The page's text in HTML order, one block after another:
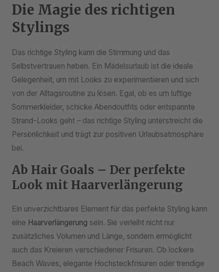
Die Magie des richtigen
Stylings
Das richtige Styling kann die Stimmung und das
Selbstvertrauen heben. Ein Mädelsurlaub ist die ideale
Gelegenheit, um mit Looks zu experimentieren und sich
von der Alltagsroutine zu lösen. Egal, ob es um luftige
Sommerkleider, schicke Abendoutfits oder entspannte
Strand-Looks geht – das richtige Styling unterstreicht die
Persönlichkeit und trägt zur positiven Urlaubsatmosphäre
bei.
Ab Hair Goals – Der perfekte
Look mit Haarverlängerung
Ein unverzichtbares Element für das perfekte Styling kann
eine Haarverlängerung sein. Sie verleiht nicht nur
zusätzliches Volumen und Länge, sondern ermöglicht
auch das Kreieren verschiedener Frisuren. Ob lockere
Beach Waves, elegante Hochsteckfrisuren oder trendige